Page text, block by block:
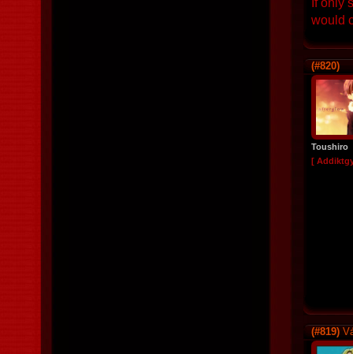
If only
would
(#820)
Toushiro
[
(#819)